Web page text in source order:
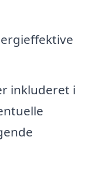
inkluderet i